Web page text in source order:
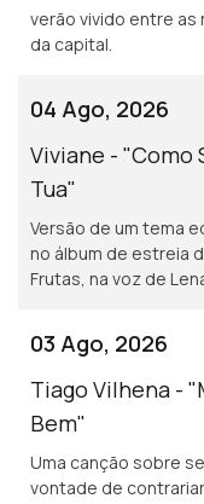
verão vivido entre as
da capital.
04 Ago, 2026
Viviane - "Como
Tua"
Versão de um tema
no álbum de estreia
Frutas, na voz de
03 Ago, 2026
Tiago Vilhena -
Bem"
Uma canção sobre
vontade de